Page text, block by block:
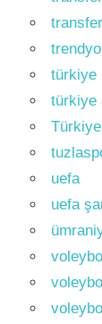
türkiye
türkiye
uefa
uefa